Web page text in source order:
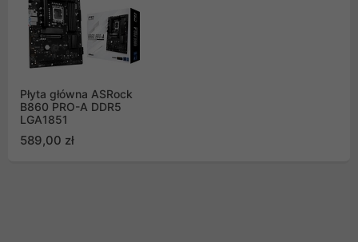
Płyta główna ASRock
B860 PRO-A DDR5
LGA1851
589,00 zł